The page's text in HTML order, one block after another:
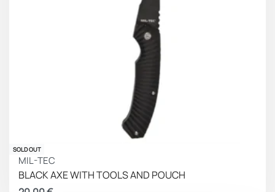
SOLD OUT
MIL-TEC
BLACK AXE WITH TOOLS AND POUCH